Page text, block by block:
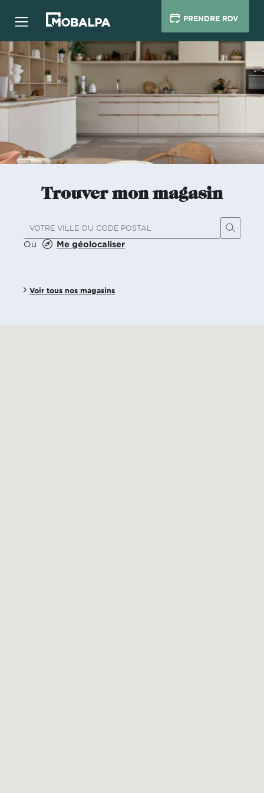
PRENDRE RDV
Trouver mon magasin
Ou Me géolocaliser
Voir tous nos magasins